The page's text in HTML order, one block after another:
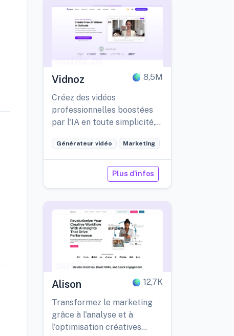
Vidnoz 8,5M
Créez des vidéos
professionnelles boostées
par l'IA en toute simplicité,
Générateur vidéo Marketing
Plus d'infos
Alison 12,7K
Transformez le marketing
grâce à l'analyse et à
l'optimisation créatives